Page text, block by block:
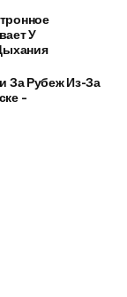
У
За Рубеж Из-За
–